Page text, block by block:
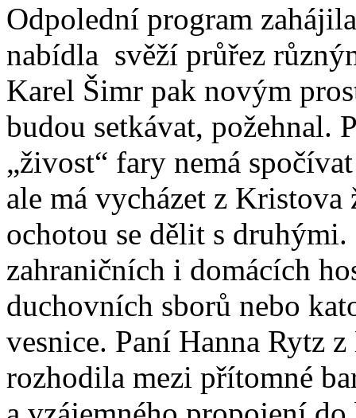
Odpolední program
nabídla svěží průřez
Karel Šimr pak novým
budou setkávat, požehnal.
„živost“ fary nemá
ale má vycházet z
ochotou se dělit s
zahraničních i domácích
duchovních sborů nebo
vesnice. Paní Hanna Rytz
rozhodila mezi přítomné